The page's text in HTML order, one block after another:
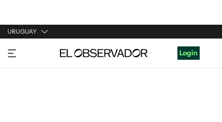
URUGUAY
URUGUAY
ARGENTINA
Login